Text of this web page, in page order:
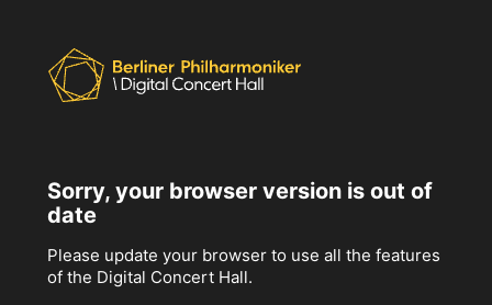
Sorry, your browser version is out of
date
Please update your browser to use all the features
of the Digital Concert Hall.